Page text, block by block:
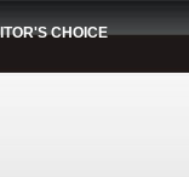
CHOICE